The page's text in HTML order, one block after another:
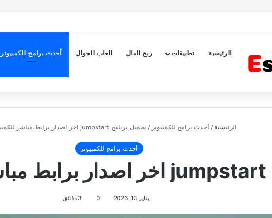
الرئيسية تطبيقات ربح المال العاب للجوال أحدث برامج للكمبيوتر
الرئيسية / أحدث برامج للكمبيوتر / تحميل برنامج jumpstart اخر اصدار برابط مباشر للكمبيوتر 2022
أحدث برامج للكمبيوتر
يناير 13, 2026 0